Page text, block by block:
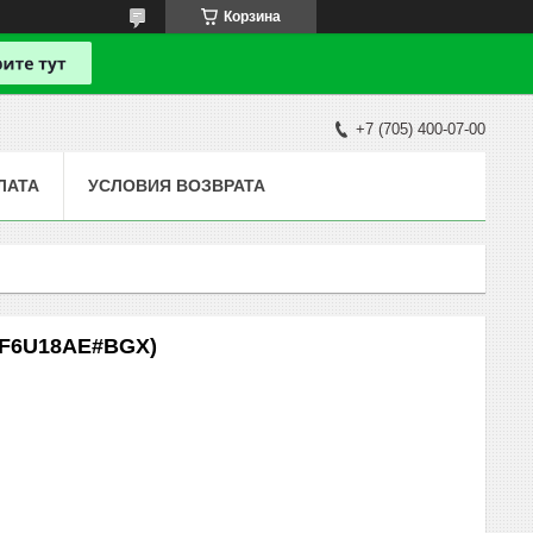
Корзина
+7 (705) 400-07-00
УСЛОВИЯ ВОЗВРАТА